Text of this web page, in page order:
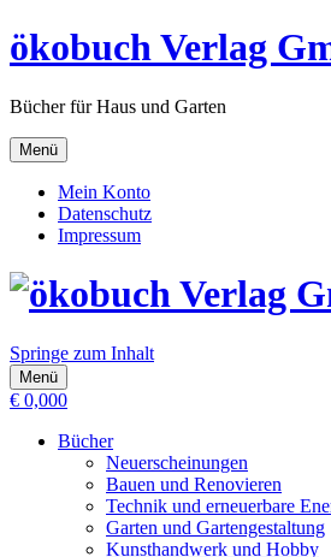
ökobuch Verlag
Bücher für Haus und Garten
Menü
Mein Konto
Datenschutz
Impressum
Springe zum Inhalt
Menü
€ 0,000
Bücher
Neuerscheinungen
Bauen und Renovieren
Technik und erneuerbare
Garten und Gartengestaltung
Kunsthandwerk und Hobby